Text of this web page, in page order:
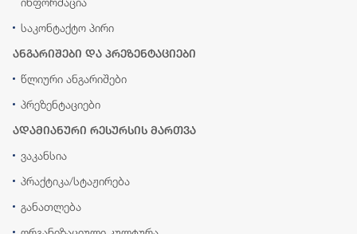
საკონტაქტო პირი
ანგარიშები და პრეზენტაციები
წლიური ანგარიშები
პრეზენტაციები
ადამიანური რესურსის მართვა
ვაკანსია
პრაქტიკა/სტაჟირება
განათლება